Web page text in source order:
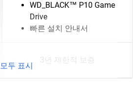
WD_BLACK™ P10 Game
Drive
빠른 설치 안내서
3년 제한적 보증
모두 표시